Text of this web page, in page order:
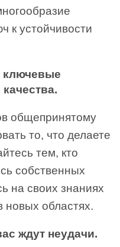
к устойчивости
ключевые
общепринятому
то, что делаете
тем, кто
собственных
на своих знаниях
новых областях.
ждут неудачи.